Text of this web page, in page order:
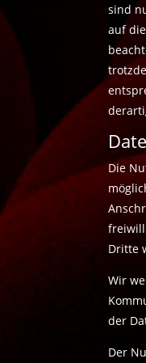
sind
auf
Die
Dritte
Wir
der
Der